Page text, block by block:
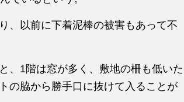
、以前に下着泥棒の被害もあって不
、1階は窓が多く、敷地の柵も低いた
の脇から勝手口に抜けて入ることが